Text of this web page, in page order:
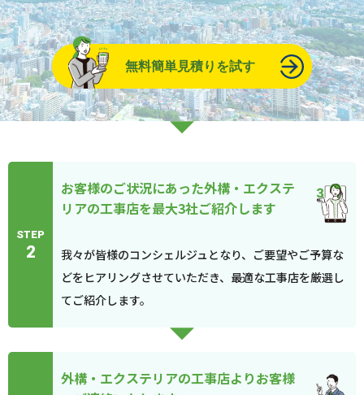
無料簡単見積りを試す
STEP
2
お客様のご状況にあった外構・エクステ
リアの工事店を最大3社ご紹介します
我々が皆様のコンシェルジュとなり、ご要望やご予算な
どをヒアリングさせていただき、最適な工事店を厳選し
てご紹介します。
外構・エクステリアの工事店よりお客様